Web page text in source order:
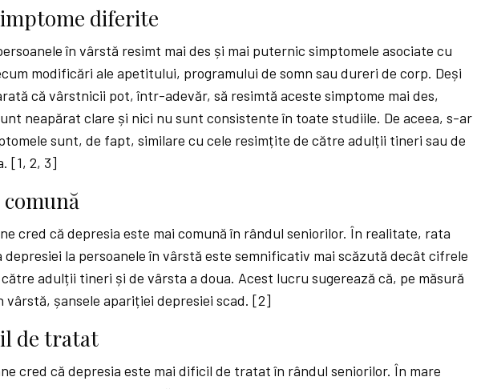
diferite
în vârstă resimt mai des și mai puternic simptomele asociate cu
modificări ale apetitului, programului de somn sau dureri de corp. Deși
că vârstnicii pot, într-adevăr, să resimtă aceste simptome mai des,
neapărat clare și nici nu sunt consistente în toate studiile. De aceea, s-ar
sunt, de fapt, similare cu cele resimțite de către adulții tineri sau de
[1, 2, 3]
cred că depresia este mai comună în rândul seniorilor. În realitate, rata
la persoanele în vârstă este semnificativ mai scăzută decât cifrele
adulții tineri și de vârsta a doua. Acest lucru sugerează că, pe măsură
vârstă, șansele apariției depresiei scad. [2]
de tratat
cred că depresia este mai dificil de tratat în rândul seniorilor. În mare